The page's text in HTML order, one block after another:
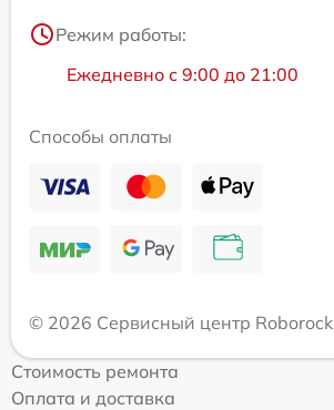
Режим работы:
Ежедневно с 9:00 до 21:00
Способы оплаты
© 2026 Сервисный центр Roborock
Стоимость ремонта
Оплата и доставка